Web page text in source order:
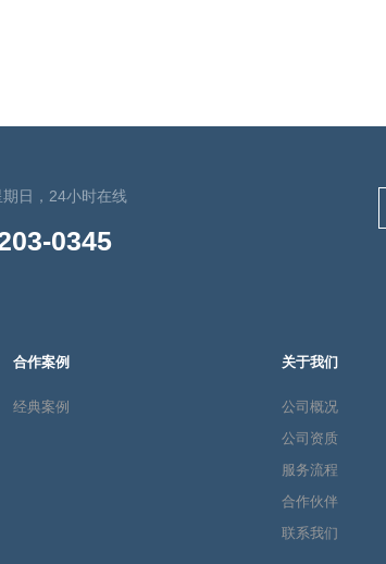
日，24小时在线
0345
合作案例
经典案例
关于我们
公司概况
公司资质
服务流程
合作伙伴
联系我们